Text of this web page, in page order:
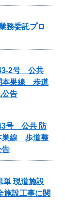
務委託プロ
2号 公共
本巣線 歩道
公告
号 公共 防
巣線 歩道整
告
単 現道施設
設工事に関